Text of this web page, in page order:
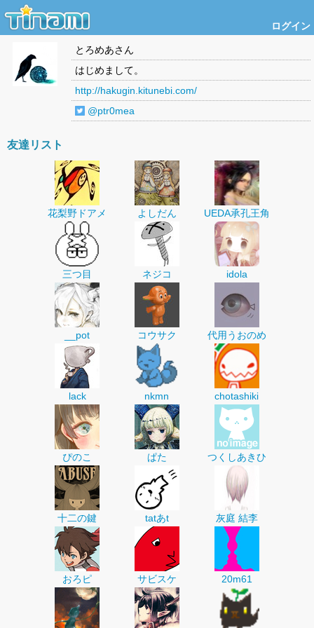
ログイン
とろめあさん
はじめまして。
http://hakugin.kitunebi.com/
@ptr0mea
友達リスト
花梨野ドアメ よしだん UEDA承孔王角
三つ目 ネジコ idola
__pot コウサク 代用うおのめ
lack nkmn chotashiki
ぴのこ ぱた つくしあきひ
十二の鍵 tatあt 灰庭 結李
おろピ サビスケ 20m61